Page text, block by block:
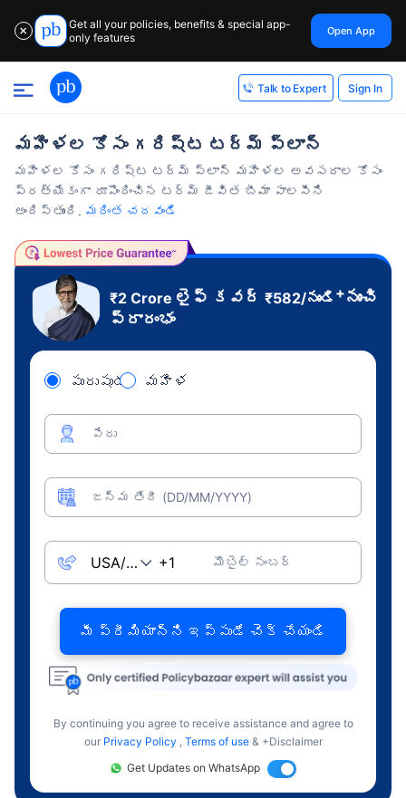
✕
Get all your policies, benefits & special app-
only features
Open App
Talk to Expert Sign In
మహిళల కోసం గరిష్ట టర్మ్ ప్లాన్
మహిళల కోసం గరిష్ట టర్మ్ ప్లాన్ మహిళల అవసరాల కోసం
ప్రత్యేకంగా రూపొందించిన టర్మ్ జీవిత బీమా పాలసీని
అందిస్తుంది. మరింత చదవండి
₹2 Crore లైఫ్ కవర్ ₹582/నుండి +నుంచి
ప్రారంభం
పురుషుడు మహిళ
పేరు
జన్మ తేదీ (DD/MM/YYYY)
మొబైల్ నంబర్
మీ ప్రీమియాన్ని ఇప్పుడే చెక్ చేయండి
By continuing you agree to receive assistance and agree to
our Privacy Policy , Terms of use & +Disclaimer
Get Updates on WhatsApp